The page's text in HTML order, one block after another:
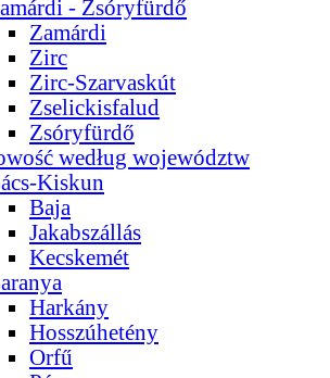
- Zsóryfürdő
Zamárdi
Zirc
Zirc-Szarvaskút
Zselickisfalud
Zsóryfürdő
według województw
Kiskun
Baja
Jakabszállás
Kecskemét
Harkány
Hosszúhetény
Orfű